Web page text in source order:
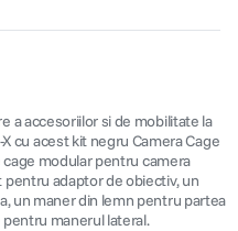
a accesoriilor si de mobilitate la
cu acest kit negru Camera Cage
modular pentru camera
pentru adaptor de obiectiv, un
un maner din lemn pentru partea
manerul lateral.